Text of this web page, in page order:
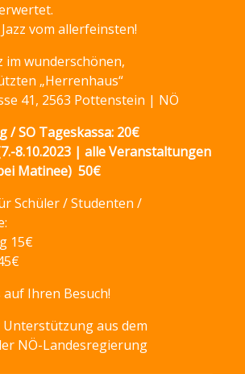
vom allerfeinsten!
im wunderschönen,
„Herrenhaus“
41, 2563 Pottenstein | NÖ
/ SO Tageskassa: 20€
8.10.2023 | alle Veranstaltungen
Matinee) 50€
Schüler / Studenten /
15€
Ihren Besuch!
aus dem
NÖ-Landesregierung